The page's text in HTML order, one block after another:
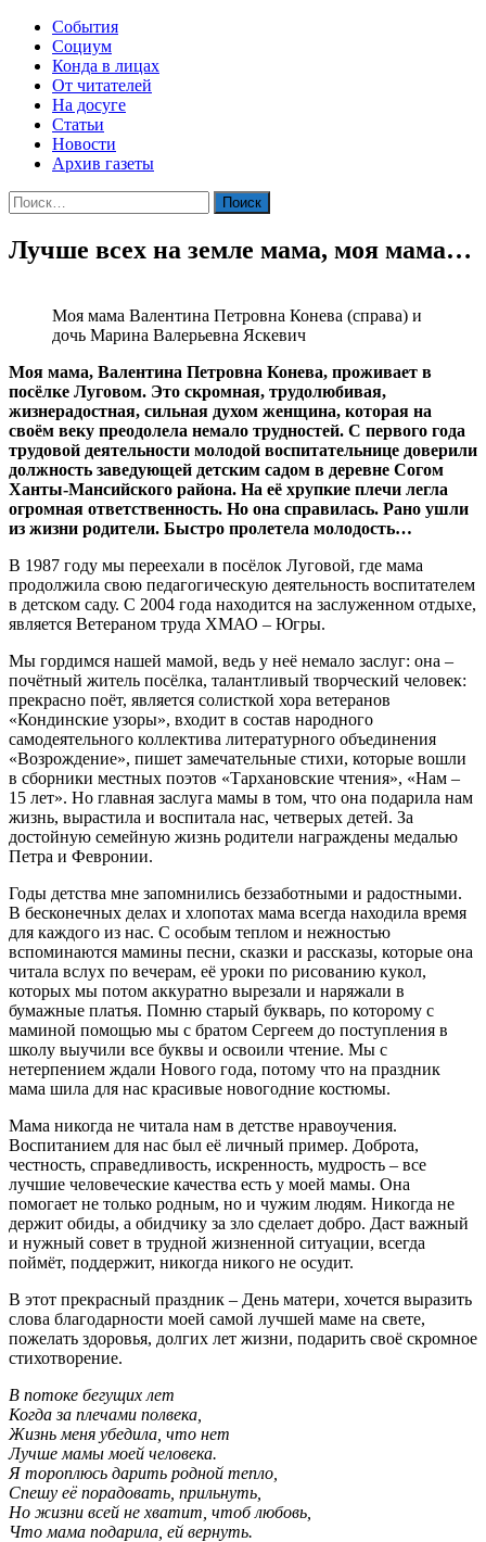
События
Социум
Конда в лицах
От читателей
На досуге
Статьи
Новости
Архив газеты
Найти:
Лучше всех на земле мама, моя мама…
Моя мама Валентина Петровна Конева (справа) и
дочь Марина Валерьевна Яскевич
Моя мама, Валентина Петровна Конева, проживает в
посёлке Луговом. Это скромная, трудолюбивая,
жизнерадостная, сильная духом женщина, которая на
своём веку преодолела немало трудностей. С первого года
трудовой деятельности молодой воспитательнице доверили
должность заведующей детским садом в деревне Согом
Ханты-Мансийского района. На её хрупкие плечи легла
огромная ответственность. Но она справилась. Рано ушли
из жизни родители. Быстро пролетела молодость…
В 1987 году мы переехали в посёлок Луговой, где мама
продолжила свою педагогическую деятельность воспитателем
в детском саду. С 2004 года находится на заслуженном отдыхе,
является Ветераном труда ХМАО – Югры.
Мы гордимся нашей мамой, ведь у неё немало заслуг: она –
почётный житель посёлка, талантливый творческий человек:
прекрасно поёт, является солисткой хора ветеранов
«Кондинские узоры», входит в состав народного
самодеятельного коллектива литературного объединения
«Возрождение», пишет замечательные стихи, которые вошли
в сборники местных поэтов «Тархановские чтения», «Нам –
15 лет». Но главная заслуга мамы в том, что она подарила нам
жизнь, вырастила и воспитала нас, четверых детей. За
достойную семейную жизнь родители награждены медалью
Петра и Февронии.
Годы детства мне запомнились беззаботными и радостными.
В бесконечных делах и хлопотах мама всегда находила время
для каждого из нас. С особым теплом и нежностью
вспоминаются мамины песни, сказки и рассказы, которые она
читала вслух по вечерам, её уроки по рисованию кукол,
которых мы потом аккуратно вырезали и наряжали в
бумажные платья. Помню старый букварь, по которому с
маминой помощью мы с братом Сергеем до поступления в
школу выучили все буквы и освоили чтение. Мы с
нетерпением ждали Нового года, потому что на праздник
мама шила для нас красивые новогодние костюмы.
Мама никогда не читала нам в детстве нравоучения.
Воспитанием для нас был её личный пример. Доброта,
честность, справедливость, искренность, мудрость – все
лучшие человеческие качества есть у моей мамы. Она
помогает не только родным, но и чужим людям. Никогда не
держит обиды, а обидчику за зло сделает добро. Даст важный
и нужный совет в трудной жизненной ситуации, всегда
поймёт, поддержит, никогда никого не осудит.
В этот прекрасный праздник – День матери, хочется выразить
слова благодарности моей самой лучшей маме на свете,
пожелать здоровья, долгих лет жизни, подарить своё скромное
стихотворение.
В потоке бегущих лет
Когда за плечами полвека,
Жизнь меня убедила, что нет
Лучше мамы моей человека.
Я тороплюсь дарить родной тепло,
Спешу её порадовать, прильнуть,
Но жизни всей не хватит, чтоб любовь,
Что мама подарила, ей вернуть.